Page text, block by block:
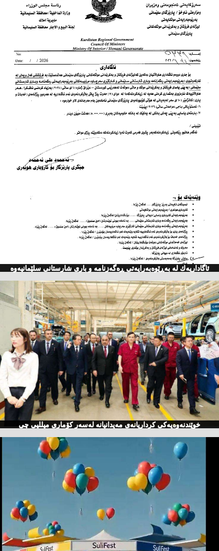
ئاگاداریه‌ك له‌ به‌ڕێوه‌به‌رایه‌تی ڕه‌گه‌زنامه‌ و باری شارستانی سلێمانیه‌وه‌
خوێندنەوەیەكی كرداریانەی مەیدانیانە لەسەر كۆماری میللیی چی